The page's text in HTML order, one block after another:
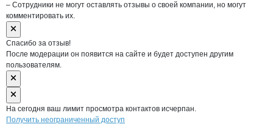
– Сотрудники не могут оставлять отзывы о своей компании, но могут
комментировать их.
Спасибо за отзыв!
После модерации он появится на сайте и будет доступен другим
пользователям.
На сегодня ваш лимит просмотра контактов исчерпан.
Получить неограниченный доступ